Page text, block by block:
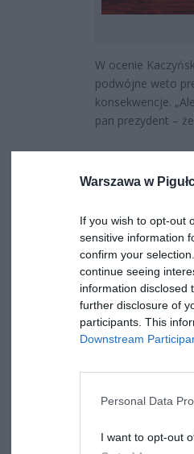
Warszawa w
If you wish to opt-out
sensitive information
confirm your
continue seeing
information disclosed
further disclosure of
participants. This
Downstream
Personal Data
I want to opt-out
W ocenie
podwójne weto
konsekwencje.
pan prezydent –
26-letni